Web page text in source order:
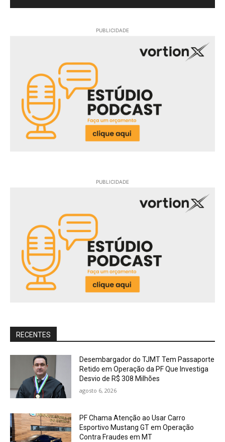
PUBLICIDADE
PUBLICIDADE
RECENTES
Desembargador do TJMT Tem Passaporte
Retido em Operação da PF Que Investiga
Desvio de R$ 308 Milhões
agosto 6, 2026
PF Chama Atenção ao Usar Carro
Esportivo Mustang GT em Operação
Contra Fraudes em MT